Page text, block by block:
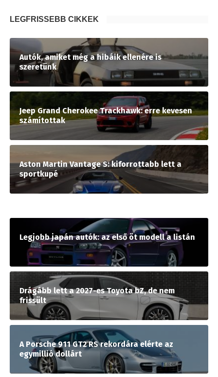
LEGFRISSEBB CIKKEK
Autók, amiket még a hibáik ellenére is
szeretünk
Jeep Grand Cherokee Trackhawk: erre kevesen
számítottak
Aston Martin Vantage S: kiforrottabb lett a
sportkupé
Legjobb japán autók: az első öt modell a listán
Drágább lett a 2027-es Toyota bZ, de nem
frissült
A Porsche 911 GT2 RS rekordára elérte az
egymillió dollárt